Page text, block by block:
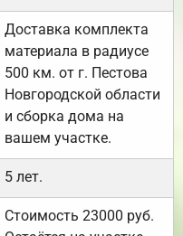
Доставка комплекта
материала в радиусе
500 км. от г. Пестова
Новгородской области
и сборка дома на
вашем участке.
5 лет.
Стоимость 23000 руб.